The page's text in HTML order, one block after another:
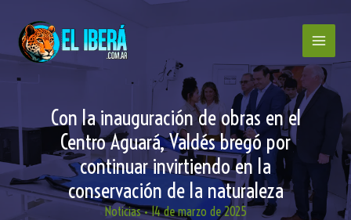
contenido
Con la inauguración de obras en el
Centro Aguará, Valdés bregó por
continuar invirtiendo en la
conservación de la naturaleza
Noticias•14 de marzo de 2025